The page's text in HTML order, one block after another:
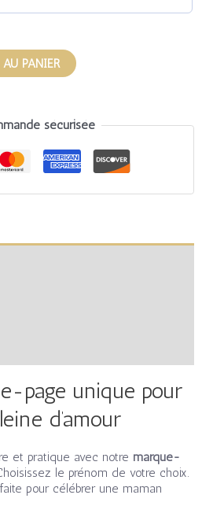
AU PANIER
sécurisée
page unique pour
d’amour
et pratique avec notre marque-
le prénom de votre choix.
pour célébrer une maman